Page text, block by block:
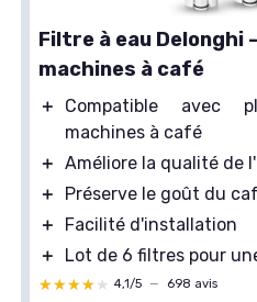
Filtre à eau Delonghi
machines à café
＋
Compatible avec
machines à café
＋ Améliore la qualité de
＋
Préserve le goût du
＋
Facilité d'installation
＋
Lot de 6 filtres pour
★★★★★
★★★★★ 4,1/5 — 698 avis